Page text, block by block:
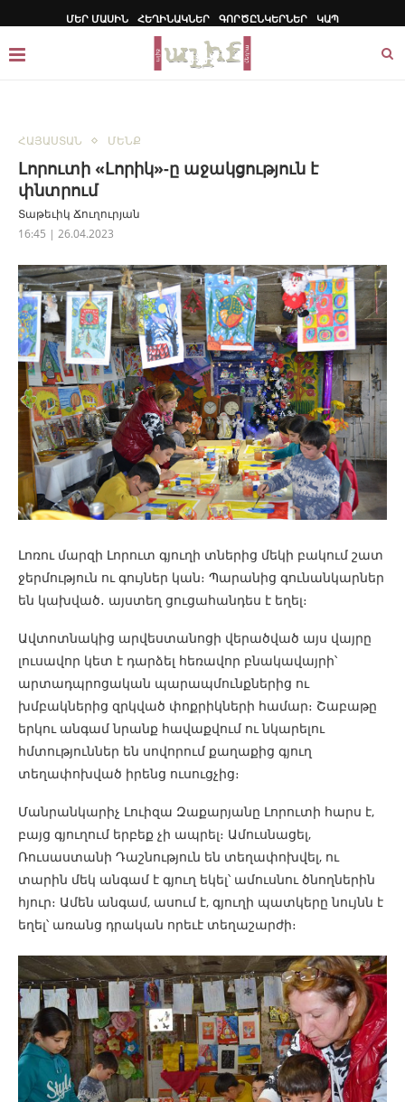
ՄԵՐ ՄԱՍԻՆ ՀԵՂԻՆԱԿՆԵՐ ԳՈՐԾԸՆԿԵՐՆԵՐ ԿԱՊ
ՀԱՅԱՍՏԱՆ ՄԵՆՔ
Լորուտի «Լորիկ»-ը աջակցություն է
փնտրում
Տաթեւիկ Ճուղուրյան
16:45 | 26.04.2023
Լոռու մարզի Լորուտ գյուղի տներից մեկի բակում շատ
ջերմություն ու գույներ կան։ Պարանից գունանկարներ
են կախված․ այստեղ ցուցահանդես է եղել։
Ավտոտնակից արվեստանոցի վերածված այս վայրը
լուսավոր կետ է դարձել հեռավոր բնակավայրի՝
արտադպրոցական պարապմունքներից ու
խմբակներից զրկված փոքրիկների համար։ Շաբաթը
երկու անգամ նրանք հավաքվում ու նկարելու
հմտություններ են սովորում քաղաքից գյուղ
տեղափոխված իրենց ուսուցչից։
Մանրանկարիչ Լուիզա Զաքարյանը Լորուտի հարս է,
բայց գյուղում երբեք չի ապրել։ Ամուսնացել,
Ռուսաստանի Դաշնություն են տեղափոխվել, ու
տարին մեկ անգամ է գյուղ եկել՝ ամուսնու ծնողներին
հյուր։ Ամեն անգամ, ասում է, գյուղի պատկերը նույնն է
եղել՝ առանց դրական որեւէ տեղաշարժի։